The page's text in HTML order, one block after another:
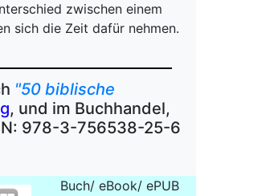
zwischen einem
sich die Zeit dafür nehmen.
"50 biblische
, und im Buchhandel,
978-3-756538-25-6
Buch/ eBook/ ePUB